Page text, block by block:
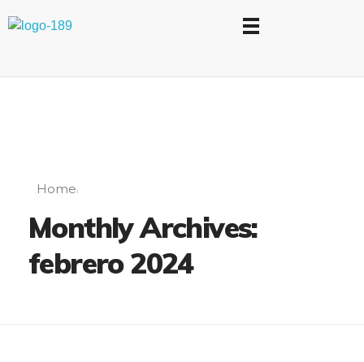
Home
Monthly Archives:
febrero 2024